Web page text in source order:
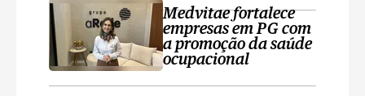
Medvitae fortalece
empresas em PG com
a promoção da saúde
ocupacional